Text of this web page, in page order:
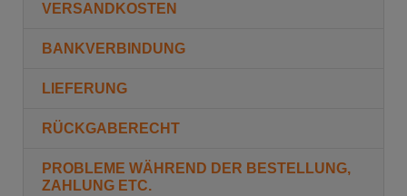
VERSANDKOSTEN
BANKVERBINDUNG
LIEFERUNG
RÜCKGABERECHT
PROBLEME WÄHREND DER BESTELLUNG,
ZAHLUNG ETC.